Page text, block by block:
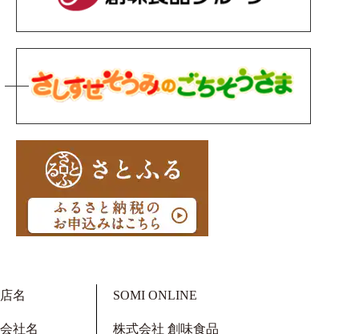
店名 SOMI ONLINE
会社名 株式会社 創味食品